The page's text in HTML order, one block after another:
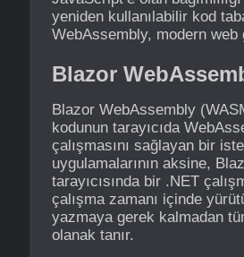
yeniden kullanılabilir kod
WebAssembly, modern web
Blazor
Blazor WebAssembly
kodunun tarayıcıda
çalışmasını sağlayan bir
uygulamalarının aksine,
tarayıcısında bir .NET
çalışma zamanı içinde
yazmaya gerek kalmadan
olanak tanır.